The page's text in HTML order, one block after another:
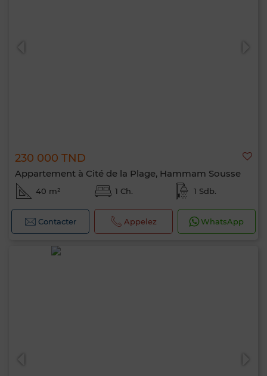
230 000 TND
Appartement à Cité de la Plage, Hammam Sousse
40 m² 1 Ch. 1 Sdb.
Contacter Appelez WhatsApp